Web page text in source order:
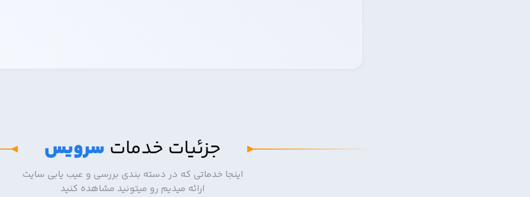
جزئیات خدمات سرویس
اینجا خدماتی که در دسته بندی بررسی و عیب یابی سایت
ارائه میدیم رو میتونید مشاهده کنید